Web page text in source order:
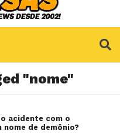
"nome"
acidente com o
nome de demônio?